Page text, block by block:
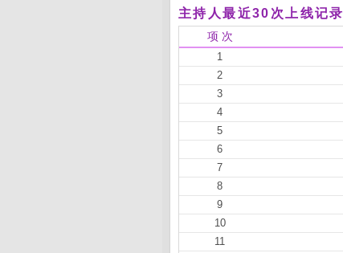
主持人最近30次上线记录
项 次
1
2
3
4
5
6
7
8
9
10
11